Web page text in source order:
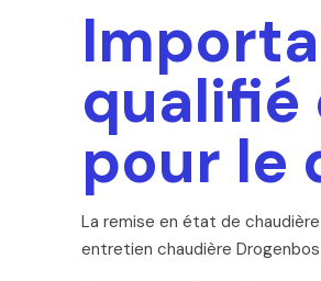
qualifié
pour le
La remise en état de
entretien chaudière